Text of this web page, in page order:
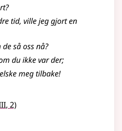
tid, ville jeg gjort en
så oss nå?
du ikke var der;
meg tilbake!
, 2)